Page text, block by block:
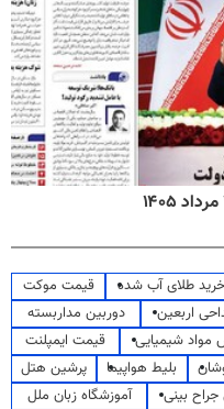
خرید طلای آب شده
قیمت موکت
اربعین
دوربین مداربسته
مواد شیمیایی
قیمت ایمپلنت
بلیط هواپیما
پرشین هتل
جراح بینی
آموزشگاه زبان ملل